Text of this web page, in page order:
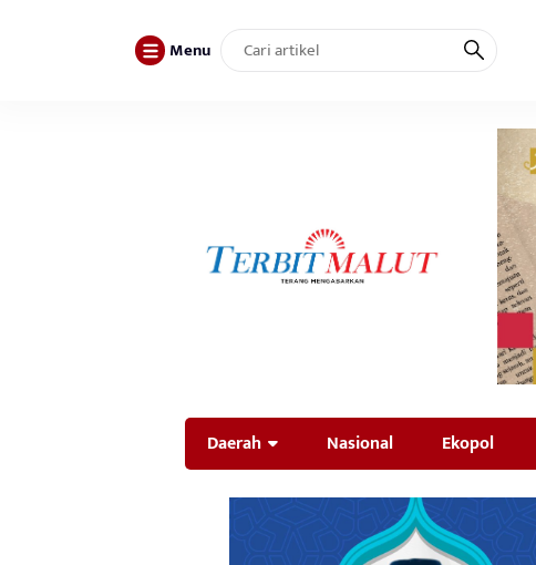
Menu
Daerah Nasional Ekopol